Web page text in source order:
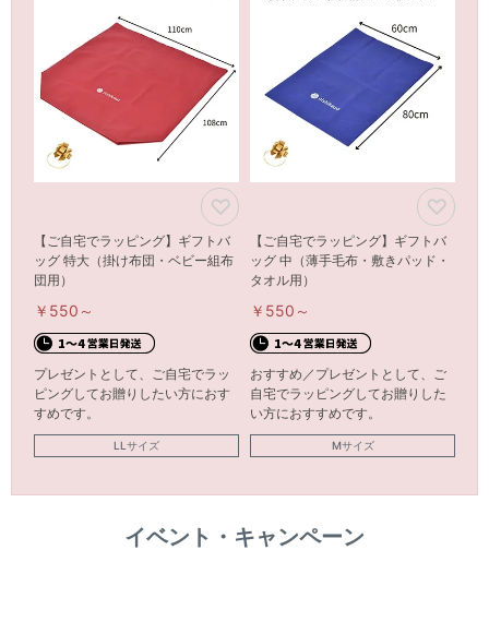
【ご自宅でラッピング】ギフトバ
ッグ 特大（掛け布団・ベビー組布
団用）
￥550～
プレゼントとして、ご自宅でラッ
ピングしてお贈りしたい方におす
すめです。
LLサイズ
【ご自宅でラッピング】ギフトバ
ッグ 中（薄手毛布・敷きパッド・
タオル用）
￥550～
おすすめ／プレゼントとして、ご
自宅でラッピングしてお贈りした
い方におすすめです。
Mサイズ
イベント・キャンペーン